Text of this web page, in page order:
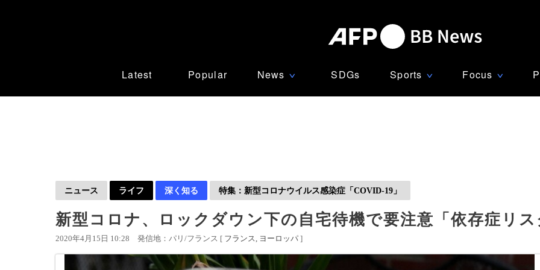
Latest Popular News ∨ SDGs Sports ∨ Focus ∨
ニュース ライフ 深く知る 特集：新型コロナウイルス感染症「COVID-19」
新型コロナ、ロックダウン下の自宅待機で要注意「依存症リ
2020年4月15日 10:28 発信地：パリ/フランス [ フランス ヨーロッパ ]